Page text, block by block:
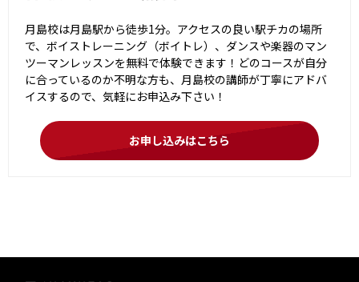
月島校は月島駅から徒歩1分。アクセスの良い駅チカの場所
で、ボイストレーニング（ボイトレ）、ダンスや楽器のマン
ツーマンレッスンを無料で体験できます！どのコースが自分
に合っているのか不明な方も、月島校の講師が丁寧にアドバ
イスするので、気軽にお申込み下さい！
お申し込みはこちら